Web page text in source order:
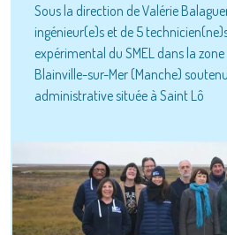
Sous la direction de Valérie
ingénieur(e)s et de 5
expérimental du SMEL dans la
Blainville-sur-Mer (Manche)
administrative située à Saint Lô